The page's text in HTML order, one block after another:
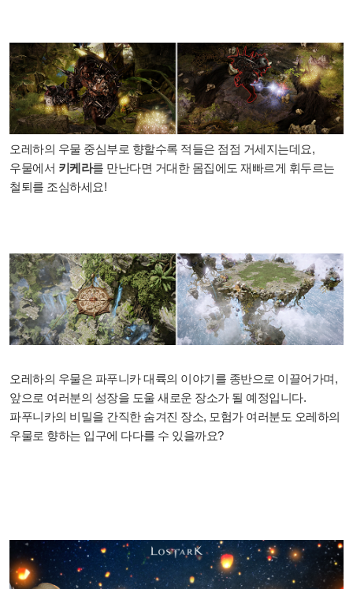
오레하의 우물 중심부로 향할수록 적들은 점점 거세지는데요,
우물에서 키케라를 만난다면 거대한 몸집에도 재빠르게 휘두르는
철퇴를 조심하세요!
오레하의 우물은 파푸니카 대륙의 이야기를 종반으로 이끌어가며,
앞으로 여러분의 성장을 도울 새로운 장소가 될 예정입니다.
파푸니카의 비밀을 간직한 숨겨진 장소, 모험가 여러분도 오레하의
우물로 향하는 입구에 다다를 수 있을까요?